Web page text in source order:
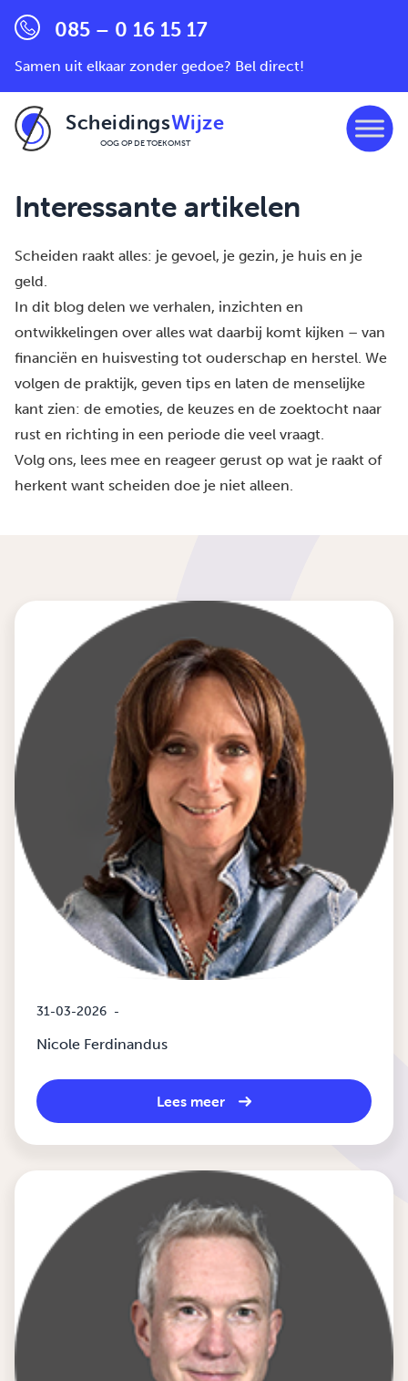
085 – 0 16 15 17
Samen uit elkaar zonder gedoe? Bel direct!
ScheidingsWijze
OOG OP DE TOEKOMST
Interessante artikelen
Scheiden raakt alles: je gevoel, je gezin, je huis en je
geld.
In dit blog delen we verhalen, inzichten en
ontwikkelingen over alles wat daarbij komt kijken – van
financiën en huisvesting tot ouderschap en herstel. We
volgen de praktijk, geven tips en laten de menselijke
kant zien: de emoties, de keuzes en de zoektocht naar
rust en richting in een periode die veel vraagt.
Volg ons, lees mee en reageer gerust op wat je raakt of
herkent want scheiden doe je niet alleen.
31-03-2026 -
Nicole Ferdinandus
Lees meer